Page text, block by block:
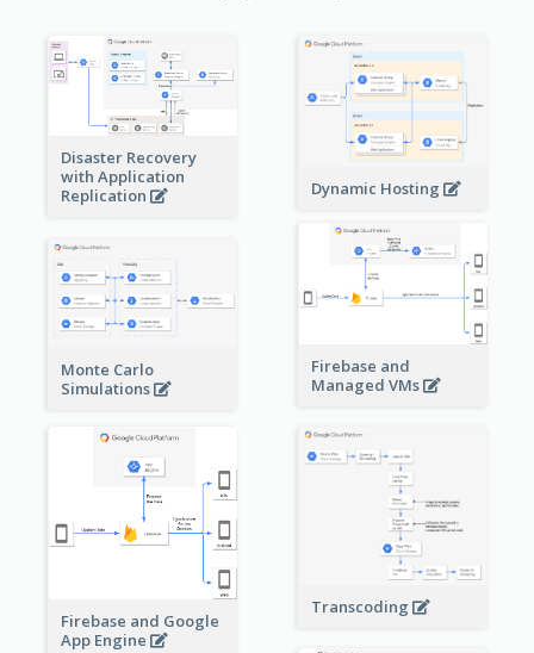
Disaster Recovery
with Application
Replication
Dynamic Hosting
Firebase and
Managed VMs
Monte Carlo
Simulations
Firebase and Google
App Engine
Transcoding